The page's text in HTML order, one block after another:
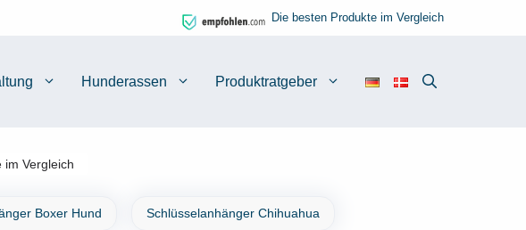
Die besten Produkte im Vergleich
Hunderassen Produktratgeber
im Vergleich
Boxer Hund Schlüsselanhänger Chihuahua